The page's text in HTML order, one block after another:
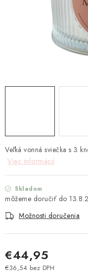
ZNAČKY
Ako nakupovať
Podmienky ochrany
Návod na údržbu nábytku
Veľká vonná sviečka s 3
Viac informácií
Skladom
Možnosti doručenia
€44,95
€36,54 bez DPH